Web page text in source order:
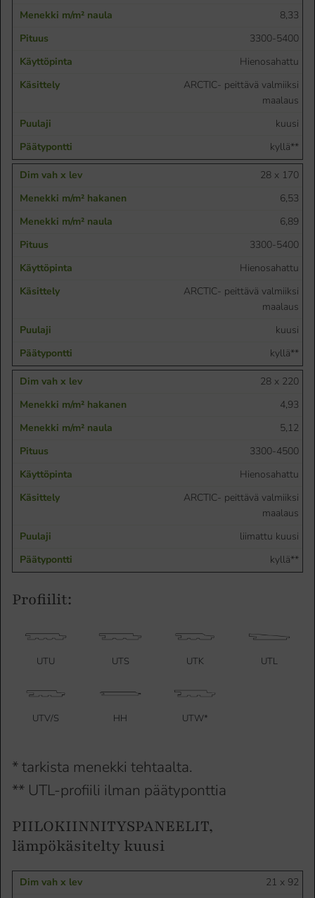
8,33
3300-5400
Hienosahattu
ARCTIC- peittävä valmiiksi
maalaus
kuusi
kyllä**
28 x 170
6,53
6,89
3300-5400
Hienosahattu
ARCTIC- peittävä valmiiksi
maalaus
kuusi
kyllä**
28 x 220
4,93
5,12
3300-4500
Hienosahattu
ARCTIC- peittävä valmiiksi
maalaus
liimattu kuusi
kyllä**
Profiilit:
UTU UTS UTK UTL
UTV/S HH UTW*
* tarkista menekki tehtaalta.
** UTL-profiili ilman päätyponttia
PIILOKIINNITYSPANEELIT,
lämpökäsitelty kuusi
21 x 92